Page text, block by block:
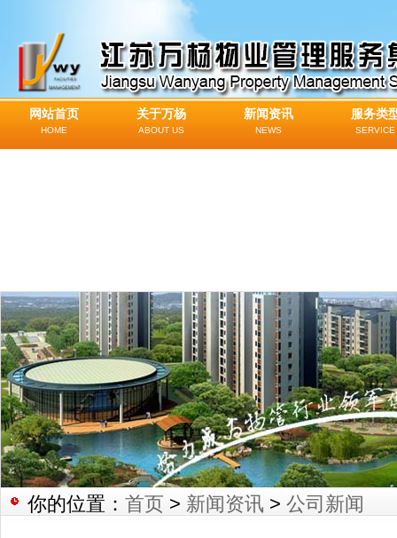
网站首页
HOME
关于万杨
ABOUT US
新闻资讯
NEWS
服务类
SERVICE
你的位置： 首页 > 新闻资讯 > 公司新闻